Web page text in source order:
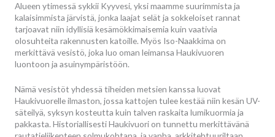
Alueen ytimessä sykkii Kyyvesi, yksi maamme suurimmista ja
kalaisimmista järvistä, jonka laajat selät ja sokkeloiset rannat
tarjoavat niin idyllisiä kesämökkimaisemia kuin vaativia
olosuhteita rakennusten katoille. Myös Iso-Naakkima on
merkittävä vesistö, joka luo oman leimansa Haukivuoren
luontoon ja asuinympäristöön.
Nämä vesistöt yhdessä tiheiden metsien kanssa luovat
Haukivuorelle ilmaston, jossa kattojen tulee kestää niin kesän UV-
säteilyä, syksyn kosteutta kuin talven raskaita lumikuormia ja
pakkasta. Historiallisesti Haukivuori on tunnettu merkittävänä